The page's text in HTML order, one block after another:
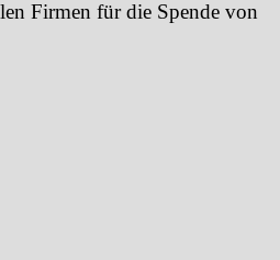
Firmen für die Spende von